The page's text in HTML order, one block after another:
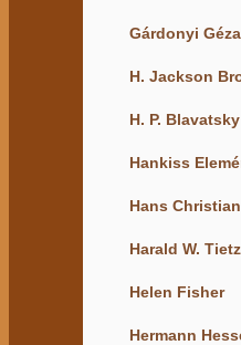
Gárdonyi Géza
H. Jackson
H. P. Blavatsky
Hankiss
Hans
Harald W.
Helen Fisher
Hermann